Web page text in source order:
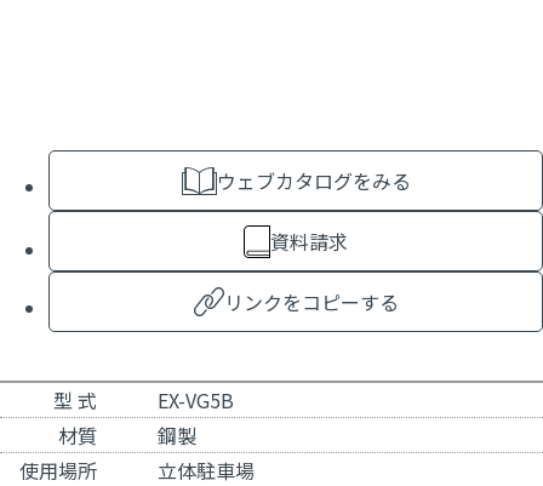
ウェブカタログをみる
資料請求
リンクをコピーする
型 式
EX-VG5B
材質
鋼製
使用場所
立体駐車場